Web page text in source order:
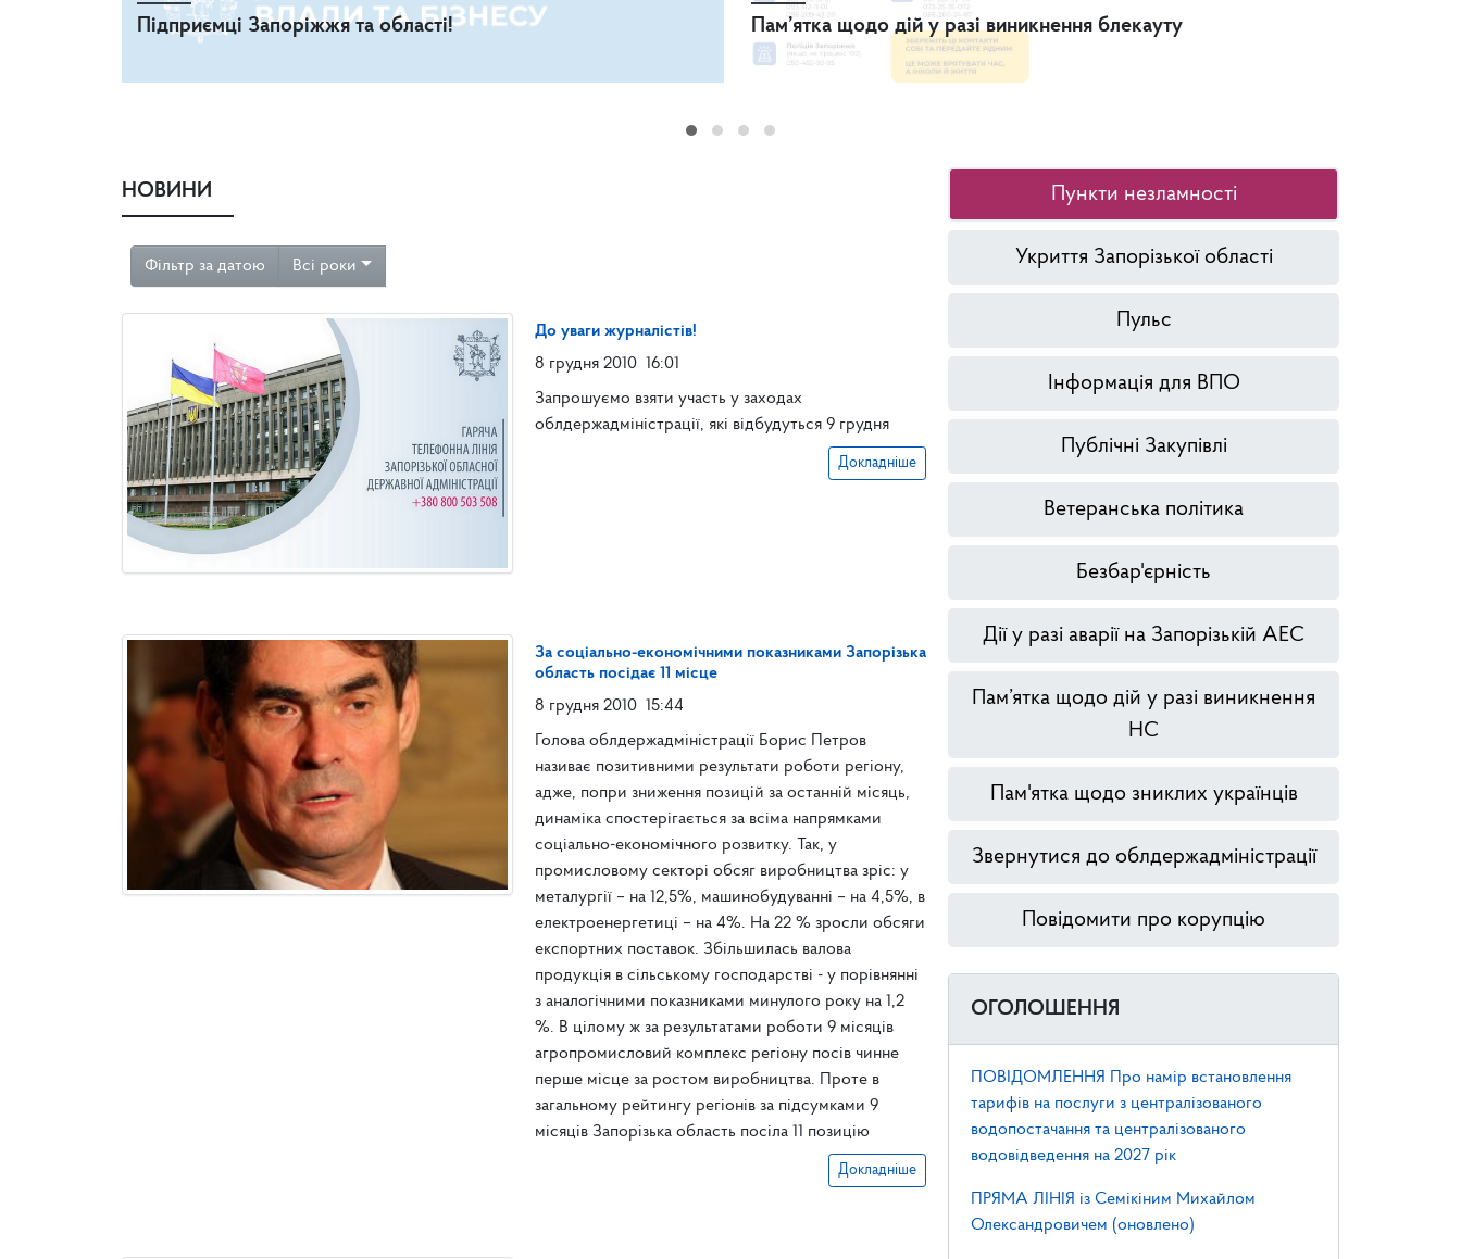
Підприємці Запоріжжя та області! Пам’ятка щодо дій у разі виникнення блекауту
НОВИНИ
Фільтр за датою Всі роки
До уваги журналістів!
8 грудня 2010 16:01
Запрошуємо взяти участь у заходах
облдержадміністрації, які відбудуться 9 грудня
Докладніше
За соціально-економічними показниками Запорізька
область посідає 11 місце
8 грудня 2010 15:44
Голова облдержадміністрації Борис Петров
називає позитивними результати роботи регіону,
адже, попри зниження позицій за останній місяць,
динаміка спостерігається за всіма напрямками
соціально-економічного розвитку. Так, у
промисловому секторі обсяг виробництва зріс: у
металургії – на 12,5%, машинобудуванні – на 4,5%, в
електроенергетиці – на 4%. На 22 % зросли обсяги
експортних поставок. Збільшилась валова
продукція в сільському господарстві - у порівнянні
з аналогічними показниками минулого року на 1,2
%. В цілому ж за результатами роботи 9 місяців
агропромисловий комплекс регіону посів чинне
перше місце за ростом виробництва. Проте в
загальному рейтингу регіонів за підсумками 9
місяців Запорізька область посіла 11 позицію
Докладніше
Пункти незламності
Укриття Запорізької області
Пульс
Інформація для ВПО
Публічні Закупівлі
Ветеранська політика
Безбар'єрність
Дії у разі аварії на Запорізькій АЕС
Пам’ятка щодо дій у разі виникнення
НС
Пам'ятка щодо зниклих українців
Звернутися до облдержадміністрації
Повідомити про корупцію
ОГОЛОШЕННЯ
ПОВІДОМЛЕННЯ Про намір встановлення
тарифів на послуги з централізованого
водопостачання та централізованого
водовідведення на 2027 рік
ПРЯМА ЛІНІЯ із Семікіним Михайлом
Олександровичем (оновлено)